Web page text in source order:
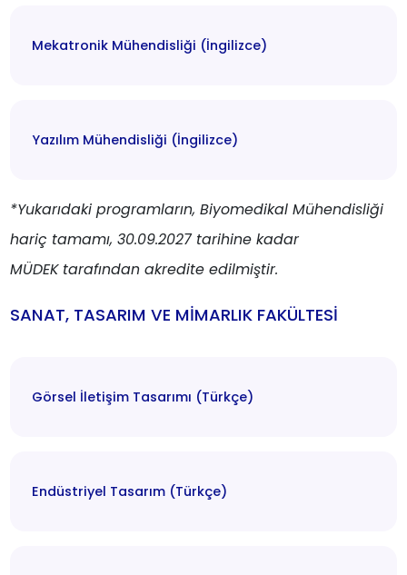
Mekatronik Mühendisliği (İngilizce)
Yazılım Mühendisliği (İngilizce)
*Yukarıdaki programların, Biyomedikal Mühendisliği
hariç tamamı, 30.09.2027 tarihine kadar
MÜDEK tarafından akredite edilmiştir.
SANAT, TASARIM VE MİMARLIK FAKÜLTESİ
Görsel İletişim Tasarımı (Türkçe)
Endüstriyel Tasarım (Türkçe)